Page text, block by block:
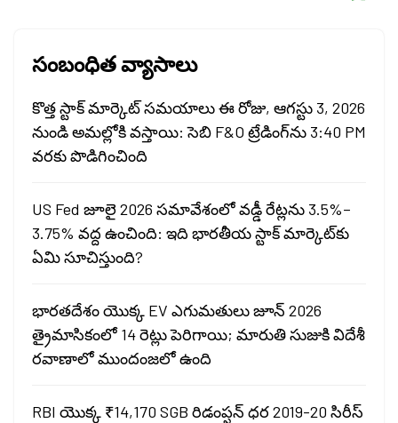
సంబంధిత వ్యాసాలు
కొత్త స్టాక్ మార్కెట్ సమయాలు ఈ రోజు, ఆగస్టు 3, 2026
నుండి అమల్లోకి వస్తాయి: సెబి F&O ట్రేడింగ్‌ను 3:40 PM
వరకు పొడిగించింది
US Fed జూలై 2026 సమావేశంలో వడ్డీ రేట్లను 3.5%–
3.75% వద్ద ఉంచింది: ఇది భారతీయ స్టాక్ మార్కెట్‌కు
ఏమి సూచిస్తుంది?
భారతదేశం యొక్క EV ఎగుమతులు జూన్ 2026
త్రైమాసికంలో 14 రెట్లు పెరిగాయి; మారుతి సుజుకి విదేశీ
రవాణాలో ముందంజలో ఉంది
RBI యొక్క ₹14,170 SGB రిడంప్షన్ ధర 2019-20 సిరీస్